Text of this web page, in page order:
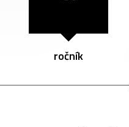
ročník